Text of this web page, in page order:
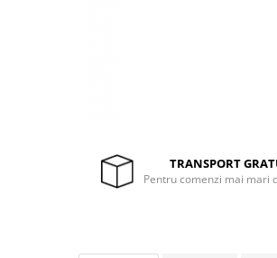
Scaune Gaming
Tastaturi Gaming
Periferice PC
TRANSPORT
Pentru comenzi mai mari